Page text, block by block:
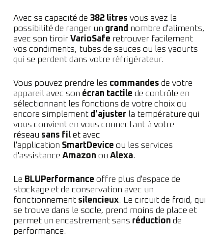
Avec sa capacité de 382 litres vous avez la
possibilité de ranger un grand nombre d'aliments,
avec son tiroir VarioSafe retrouver facilement
vos condiments, tubes de sauces ou les yaourts
qui se perdent dans votre réfrigérateur.
Vous pouvez prendre les commandes de votre
appareil avec son écran tactile de contrôle en
sélectionnant les fonctions de votre choix ou
encore simplement d'ajusterla température qui
vous convient en vous connectant à votre
réseau sans fil et avec
l'application SmartDevice ou les services
d'assistance Amazon ou Alexa.
Le BLUPerformance offre plus d'espace de
stockage et de conservation avec un
fonctionnement silencieux. Le circuit de froid, qui
se trouve dans le socle, prend moins de place et
permet un encastrement sans réduction de
performance.